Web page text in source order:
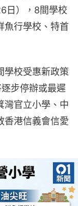
日），8間學校
魚行學校、特首
學校受惠新政策
步停辦或最遲
官立小學、中
香港信義會信愛